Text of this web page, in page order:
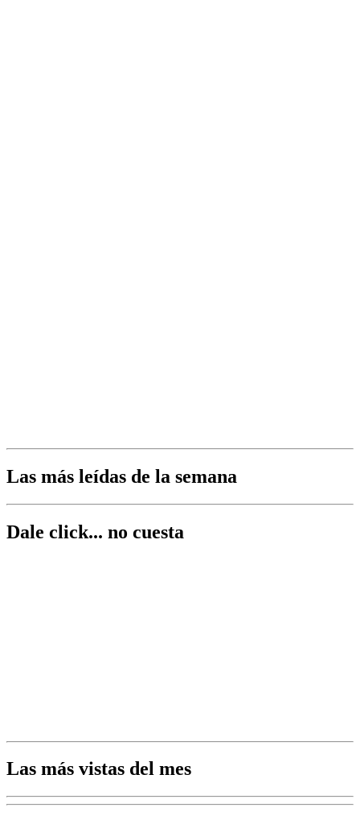
Las más leídas de la semana
Dale click... no cuesta
Las más vistas del mes